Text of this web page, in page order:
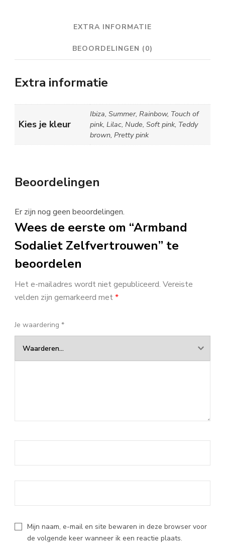
EXTRA INFORMATIE
BEOORDELINGEN (0)
Extra informatie
Kies je kleur
Ibiza, Summer, Rainbow, Touch of
pink, Lilac, Nude, Soft pink, Teddy
brown, Pretty pink
Beoordelingen
Er zijn nog geen beoordelingen.
Wees de eerste om “Armband
Sodaliet Zelfvertrouwen” te
beoordelen
Het e-mailadres wordt niet gepubliceerd. Vereiste
velden zijn gemarkeerd met*
Je waardering *
Mijn naam, e-mail en site bewaren in deze browser voor
de volgende keer wanneer ik een reactie plaats.